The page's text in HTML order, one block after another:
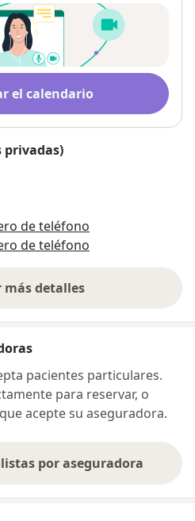
el calendario
privadas)
de teléfono
de teléfono
más detalles
sobre la dirección
pacientes particulares.
para reservar, o
acepte su aseguradora.
por aseguradora